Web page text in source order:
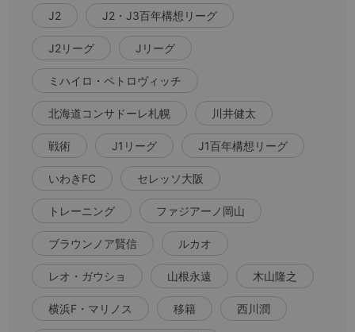
J2 J2・J3百年構想リーグ
J2リーグ Jリーグ
ミハイロ・ペトロヴィッチ
北海道コンサドーレ札幌 川井健太
戦術 J1リーグ J1百年構想リーグ
いわきFC セレッソ大阪
トレーニング ファジアーノ岡山
ブラウンノア賢信 ルカオ
レオ・ガウショ 山根永遠 木山隆之
横浜F・マリノス 移籍 西川潤